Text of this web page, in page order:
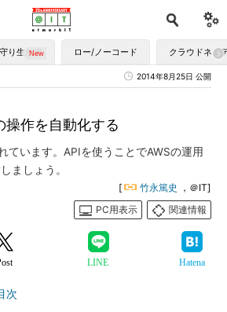
り生かす ロー/ノーコード クラウドネイ
2014年8月25日 公開
操作を自動化する
ています。APIを使うことでAWSの運用
ましょう。
[ 竹永篤史
，＠IT]
PC用表示
関連情報
LINE Hatena
次